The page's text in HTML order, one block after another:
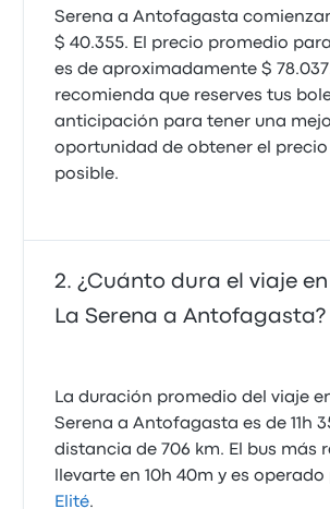
Serena a Antofagasta
$ 40.355. El precio promedio
es de aproximadamente $
recomienda que reserves tus
anticipación para tener una
oportunidad de obtener el
posible.
¿Cuánto dura el viaje
La Serena a Antofagasta?
La duración promedio del viaje
Serena a Antofagasta es de 11h
distancia de 706 km. El bus más
llevarte en 10h 40m y es
Elité.